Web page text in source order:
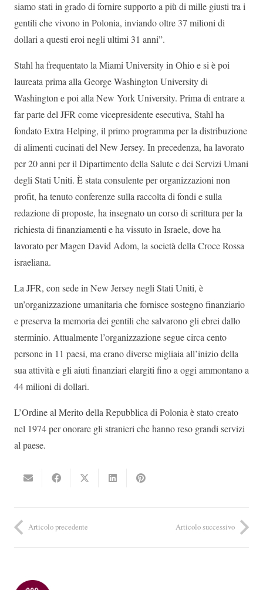
siamo stati in grado di fornire supporto a più di mille giusti tra i
gentili che vivono in Polonia, inviando oltre 37 milioni di
dollari a questi eroi negli ultimi 31 anni”.
Stahl ha frequentato la Miami University in Ohio e si è poi
laureata prima alla George Washington University di
Washington e poi alla New York University. Prima di entrare a
far parte del JFR come vicepresidente esecutiva, Stahl ha
fondato Extra Helping, il primo programma per la distribuzione
di alimenti cucinati del New Jersey. In precedenza, ha lavorato
per 20 anni per il Dipartimento della Salute e dei Servizi Umani
degli Stati Uniti. È stata consulente per organizzazioni non
profit, ha tenuto conferenze sulla raccolta di fondi e sulla
redazione di proposte, ha insegnato un corso di scrittura per la
richiesta di finanziamenti e ha vissuto in Israele, dove ha
lavorato per Magen David Adom, la società della Croce Rossa
israeliana.
La JFR, con sede in New Jersey negli Stati Uniti, è
un’organizzazione umanitaria che fornisce sostegno finanziario
e preserva la memoria dei gentili che salvarono gli ebrei dallo
sterminio. Attualmente l’organizzazione segue circa cento
persone in 11 paesi, ma erano diverse migliaia all’inizio della
sua attività e gli aiuti finanziari elargiti fino a oggi ammontano a
44 milioni di dollari.
L’Ordine al Merito della Repubblica di Polonia è stato creato
nel 1974 per onorare gli stranieri che hanno reso grandi servizi
al paese.
Articolo precedente Articolo successivo